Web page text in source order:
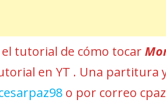
tutorial de cómo tocar
en YT . Una
o por correo